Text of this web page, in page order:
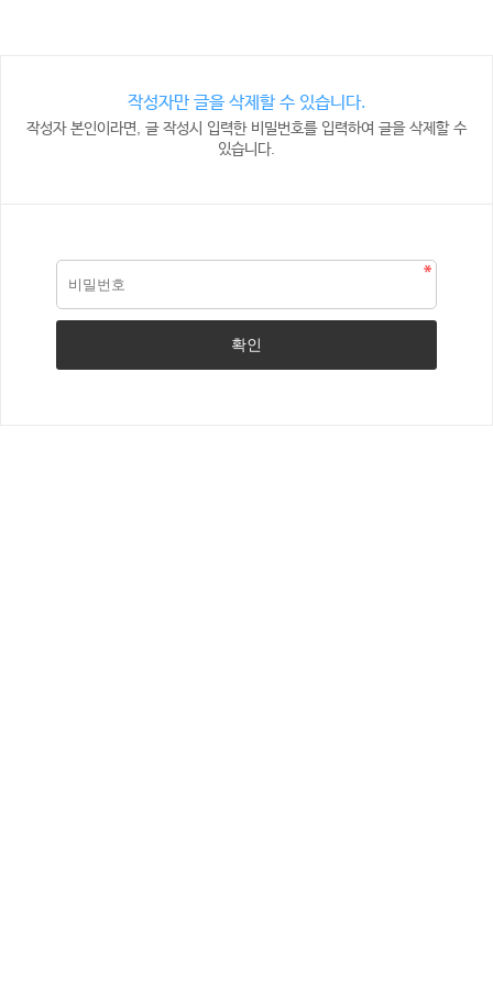
작성자만 글을 삭제할 수 있습니다.
작성자 본인이라면, 글 작성시 입력한 비밀번호를 입력하여 글을 삭제할 수
있습니다.